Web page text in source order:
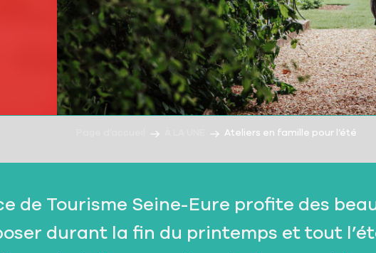
Ateliers en famille pour l’été
de Tourisme Seine-Eure profite des
durant la fin du printemps et tout